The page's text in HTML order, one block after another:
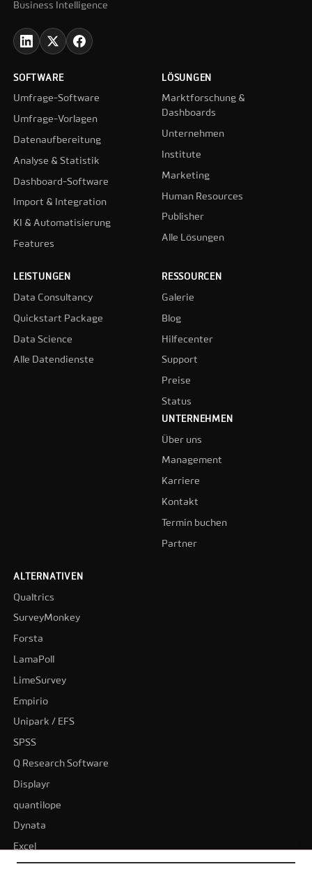
Business Intelligence
SOFTWARE
Umfrage-Software
Umfrage-Vorlagen
Datenaufbereitung
Analyse & Statistik
Dashboard-Software
Import & Integration
KI & Automatisierung
Features
LÖSUNGEN
Marktforschung &
Dashboards
Unternehmen
Institute
Marketing
Human Resources
Publisher
Alle Lösungen
LEISTUNGEN
Data Consultancy
Quickstart Package
Data Science
Alle Datendienste
RESSOURCEN
Galerie
Blog
Hilfecenter
Support
Preise
Status
UNTERNEHMEN
Über uns
Management
Karriere
Kontakt
Termin buchen
Partner
ALTERNATIVEN
Qualtrics
SurveyMonkey
Forsta
LamaPoll
LimeSurvey
Empirio
Unipark / EFS
SPSS
Q Research Software
Displayr
quantilope
Dynata
Excel